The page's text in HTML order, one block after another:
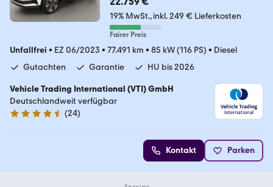
19% MwSt. inkl. 249 € Lieferkosten
Fairer Preis
Unfallfrei • EZ 06/2023 • 77.491 km • 85 kW (116 PS) • Diesel
Gutachten
Garantie HU bis 2026
Vehicle Trading International (VTI) GmbH
Deutschlandweit verfügbar
4.4 Sterne
(24)
Kontakt Parken